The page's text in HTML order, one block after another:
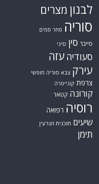
לבנון מצרים
סוריה סחר סמים
סייבר סין סיני
סעודיה עזה
עירק צבא סוריה חופשי
צרפת קונייטרה
קורונה קטאר
רוסיה רפואה
שיעים תוכנית הגרעין
תימן